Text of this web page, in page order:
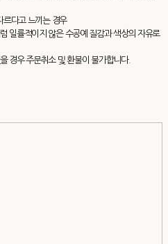
르다고 느끼는 경우
일률적이지 않은 수공예 질감과 색상의 자유로
경우 주문취소 및 환불이 불가합니다.